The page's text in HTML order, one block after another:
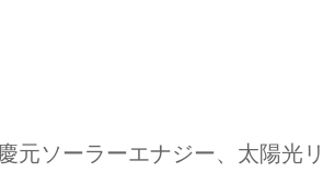
元ソーラーエナジー、太陽光